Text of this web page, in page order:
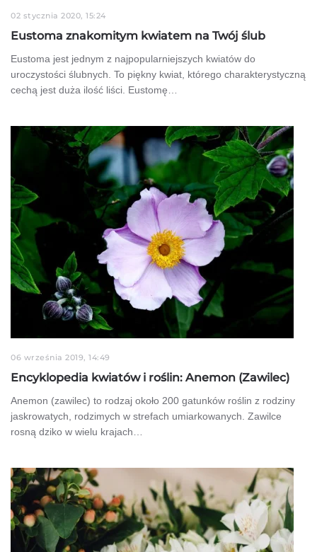
02 stycznia 2020, 15:24
Eustoma znakomitym kwiatem na Twój ślub
Eustoma jest jednym z najpopularniejszych kwiatów do
uroczystości ślubnych. To piękny kwiat, którego charakterystyczną
cechą jest duża ilość liści. Eustomę…
06 września 2019, 14:49
Encyklopedia kwiatów i roślin: Anemon (Zawilec)
Anemon (zawilec) to rodzaj około 200 gatunków roślin z rodziny
jaskrowatych, rodzimych w strefach umiarkowanych. Zawilce
rosną dziko w wielu krajach…